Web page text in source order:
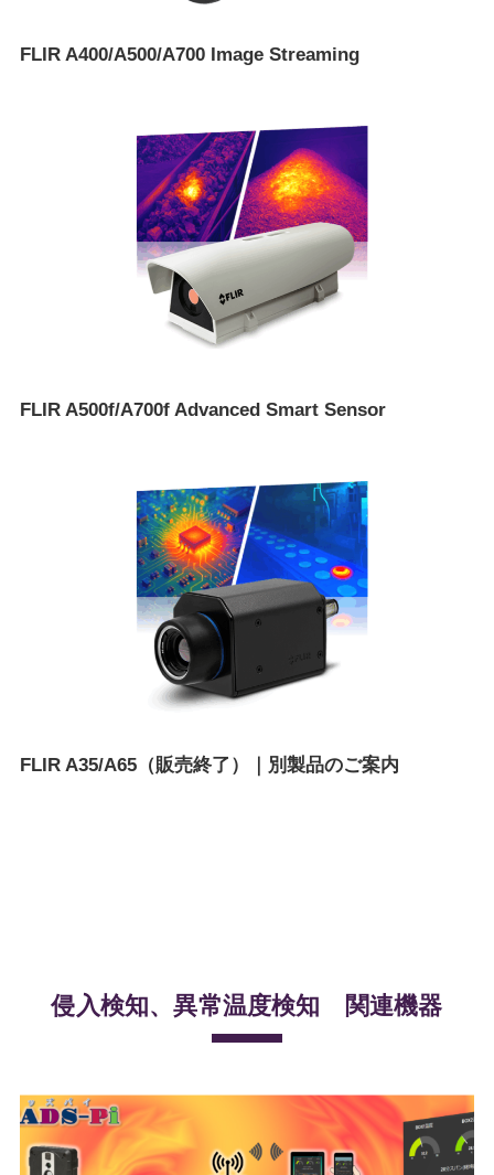
FLIR A400/A500/A700 Image Streaming
FLIR A500f/A700f Advanced Smart Sensor
FLIR A35/A65（販売終了）｜別製品のご案内
侵入検知、異常温度検知 関連機器
–